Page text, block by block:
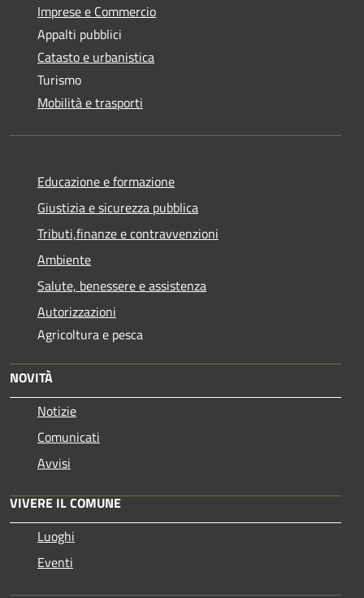
Imprese e Commercio
Appalti pubblici
Catasto e urbanistica
Turismo
Mobilità e trasporti
Educazione e formazione
Giustizia e sicurezza pubblica
Tributi,finanze e contravvenzioni
Ambiente
Salute, benessere e assistenza
Autorizzazioni
Agricoltura e pesca
NOVITÀ
Notizie
Comunicati
Avvisi
VIVERE IL COMUNE
Luoghi
Eventi